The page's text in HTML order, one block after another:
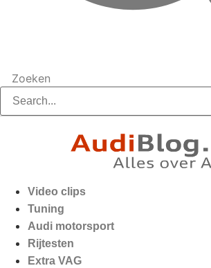
Zoeken
Video clips
Tuning
Audi motorsport
Rijtesten
Extra VAG